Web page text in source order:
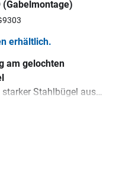
erhältlich.
am gelochten
Stahlbügel aus
Schwachpunkt
erhöht die
von beiden Seiten